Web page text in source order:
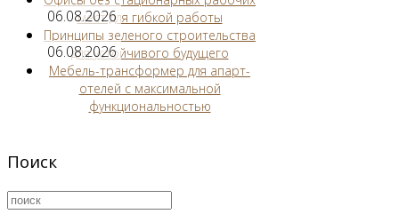
мест для гибкой работы
06.08.2026
Принципы зеленого строительства
для устойчивого будущего
06.08.2026
Мебель-трансформер для апарт-
отелей с максимальной
функциональностью
Поиск